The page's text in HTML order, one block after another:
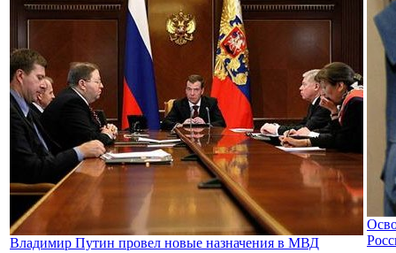
Владимир Путин провел новые назначения в МВД